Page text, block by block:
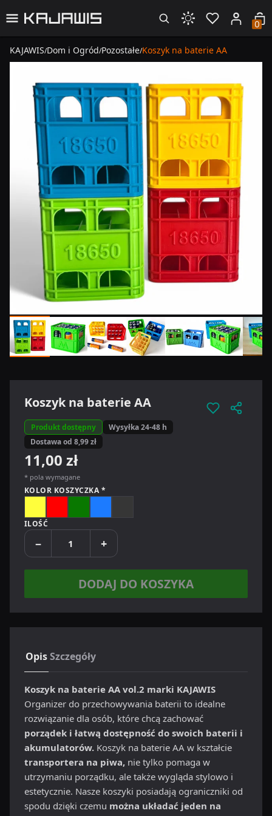
0
KAJAWIS/Dom i Ogród/Pozostałe/Koszyk na baterie AA
Koszyk na baterie AA
Produkt dostępny
Wysyłka 24-48 h
Dostawa od 8,99 zł
11,00 zł
* pola wymagane
KOLOR KOSZYCZKA *
ILOŚĆ
− +
DODAJ DO KOSZYKA
OpisSzczegóły
Koszyk na baterie AA vol.2 marki KAJAWIS
Organizer do przechowywania baterii to idealne
rozwiązanie dla osób, które chcą zachować
porządek i łatwą dostępność do swoich baterii i
akumulatorów. Koszyk na baterie AA w kształcie
transportera na piwa, nie tylko pomaga w
utrzymaniu porządku, ale także wygląda stylowo i
estetycznie. Nasze koszyki posiadają ograniczniki od
spodu dzięki czemu można układać jeden na